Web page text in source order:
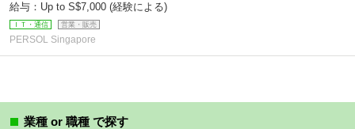
給与：Up to S$7,000 (経験による)
ＩＴ・通信 営業・販売
PERSOL Singapore
業種 or 職種 で探す